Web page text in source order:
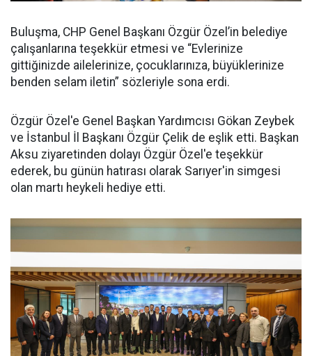
Buluşma, CHP Genel Başkanı Özgür Özel’in belediye
çalışanlarına teşekkür etmesi ve “Evlerinize
gittiğinizde ailelerinize, çocuklarınıza, büyüklerinize
benden selam iletin” sözleriyle sona erdi.
Özgür Özel'e Genel Başkan Yardımcısı Gökan Zeybek
ve İstanbul İl Başkanı Özgür Çelik de eşlik etti. Başkan
Aksu ziyaretinden dolayı Özgür Özel'e teşekkür
ederek, bu günün hatırası olarak Sarıyer'in simgesi
olan martı heykeli hediye etti.